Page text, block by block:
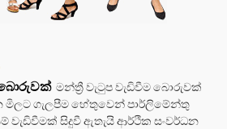
බොරුවක් මන්ත්‍රී වැටුප වැඩිවීම බොරුවක්
මිලට ගැලපීම හේතුවෙන් පාර්ලිමේන්තු
වැඩිවීමක් සිදුවී ඇතැයි ආර්ථික සංවර්ධන